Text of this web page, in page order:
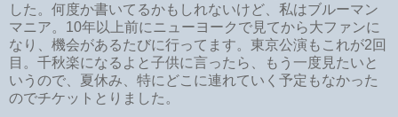
した。何度か書いてるかもしれないけど、私はブルーマン
マニア。10年以上前にニューヨークで見てから大ファンに
なり、機会があるたびに行ってます。東京公演もこれが2回
目。千秋楽になるよと子供に言ったら、もう一度見たいと
いうので、夏休み、特にどこに連れていく予定もなかった
のでチケットとりました。